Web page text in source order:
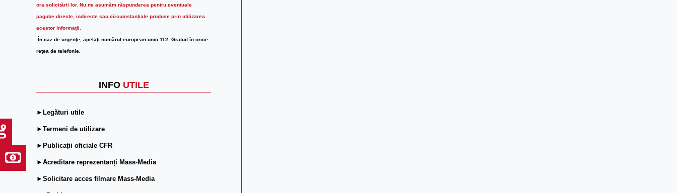
ora solicitării lor. Nu ne asumăm răspunderea pentru eventuale
pagube directe, indirecte sau circumstanțiale produse prin utilizarea
acestor informații.
În caz de urgenţe, apelaţi numărul european unic 112. Gratuit în orice
reţea de telefonie.
INFO UTILE
►Legături utile
►Termeni de utilizare
►Publicații oficiale CFR
►Acreditare reprezentanți Mass-Media
►Solicitare acces filmare Mass-Media